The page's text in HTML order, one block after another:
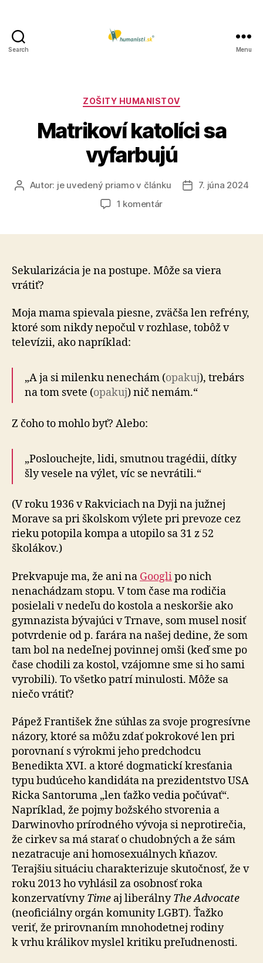
Search Menu
Kategórie
ZOŠITY HUMANISTOV
Matrikoví katolíci sa
vyfarbujú
AutorAutor: je uvedený priamo v článku
Dátum
7. júna 2024
1 komentárna
Sekularizácia je na postupe. Môže sa viera
vrátiť?
Moja mama spievala piesne, zväčša len refrény,
ktoré som nikdy nepočul v rozhlase, tobôž v
televízii, ako napríklad:
„A ja si milenku nenechám (opakuj), trebárs
na tom sve­te (opakuj) nič nemám.“
Z čoho to mohlo byť? Alebo:
„Poslouchejte, lidi, smutnou tragédii, dítky
šly vesele na vý­let, víc se nevrátili.“
(V roku 1936 v Rakviciach na Dyji na južnej
Morave sa pri školskom výlete pri prevoze cez
rieku potopila kompa a uto­pi­lo sa 31 z 52
školákov.)
Prekvapuje ma, že ani na Googlipo nich
nenachádzam stopu. V tom čase ma rodičia
posielali v nedeľu do kostola a neskoršie ako
gymnazista bývajúci v Trnave, som musel nosiť
potvrdenie od p. farára na našej dedine, že som
tam bol na nedeľnej povinnej omši (keď sme po
čase chodili za kostol, vzájomne sme si ho sami
vyrobili). To všetko patrí minulosti. Môže sa
niečo vrátiť?
Pápež František žne súhlas za svoje progresívne
názory, ktoré sa môžu zdať pokrokové len pri
porovnaní s vý­rok­mi jeho predchodcu
Benedikta XVI. a ktoré dogmatickí kresťania
typu budúceho kandidáta na prezidentstvo USA
Ricka Santoruma „len ťažko vedia počúvať“.
Napríklad, že pojmy božského stvorenia a
Darwinovho prírodného vývoja si neprotirečia,
že cirkev sa má starať o chu­dob­ných a že sám
nezatracuje ani homosexuálnych kňazov.
Terajšiu situáciu charakterizuje skutočnosť, že v
roku 2013 ho vyhlásil za osobnosť roka
konzervatívnyTime aj liberálnyThe Advocate
(neoficiálny orgán komunity LGBT). Ťažko
veriť, že prirovnaním mnohodetnej rodiny
k vrhu králikov myslel kritiku preľudnenosti.